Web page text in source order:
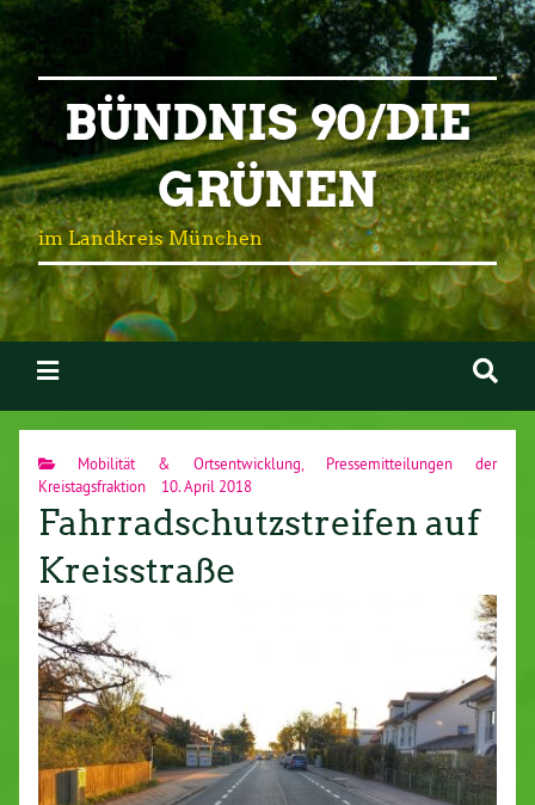
BÜNDNIS 90/DIE
GRÜNEN
im Landkreis München
Mobilität & Ortsentwicklung
Pressemitteilungen der
Kreistagsfraktion
10. April 2018
Fahrradschutzstreifen auf
Kreisstraße